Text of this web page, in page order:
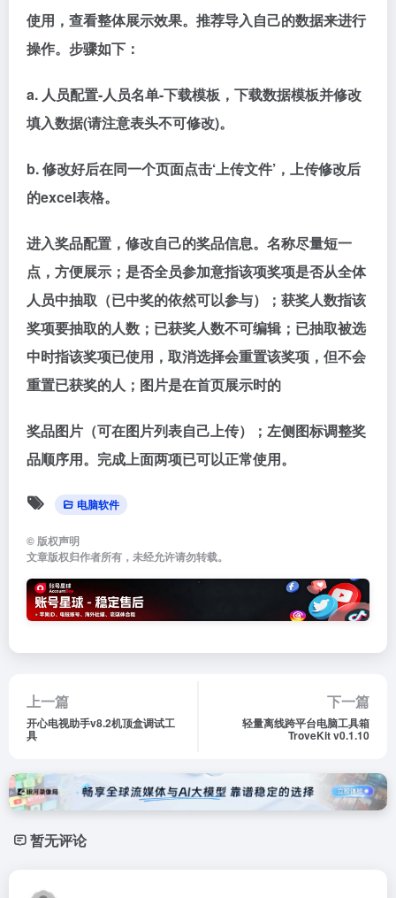
使用，查看整体展示效果。推荐导入自己的数据来进行
操作。步骤如下：
a. 人员配置-人员名单-下载模板，下载数据模板并修改
填入数据(请注意表头不可修改)。
b. 修改好后在同一个页面点击‘上传文件’，上传修改后
的excel表格。
进入奖品配置，修改自己的奖品信息。名称尽量短一
点，方便展示；是否全员参加意指该项奖项是否从全体
人员中抽取（已中奖的依然可以参与）；获奖人数指该
奖项要抽取的人数；已获奖人数不可编辑；已抽取被选
中时指该奖项已使用，取消选择会重置该奖项，但不会
重置已获奖的人；图片是在首页展示时的
奖品图片（可在图片列表自己上传）；左侧图标调整奖
品顺序用。完成上面两项已可以正常使用。
电脑软件
©版权声明
文章版权归作者所有，未经允许请勿转载。
上一篇
开心电视助手v8.2机顶盒调试工
具
下一篇
轻量离线跨平台电脑工具箱
TroveKit v0.1.10
暂无评论